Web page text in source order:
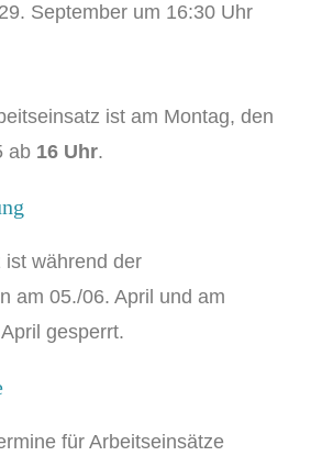
September um 16:30 Uhr
ist am Montag, den
ab 16 Uhr.
ist während der
am 05./06. April und am
gesperrt.
für Arbeitseinsätze